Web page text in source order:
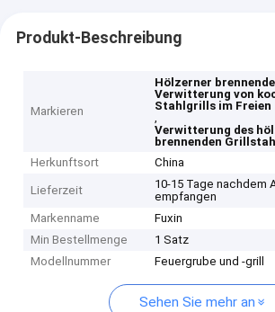
Produkt-Beschreibung
Markieren
Hölzerner
Verwitterung von
Stahlgrills im Freien
,
Verwitterung des
brennenden
Herkunftsort
China
Lieferzeit
10-15 Tage nachdem
empfangen
Markenname
Fuxin
Min Bestellmenge
1 Satz
Modellnummer
Feuergrube und -grill
Sehen Sie mehr an